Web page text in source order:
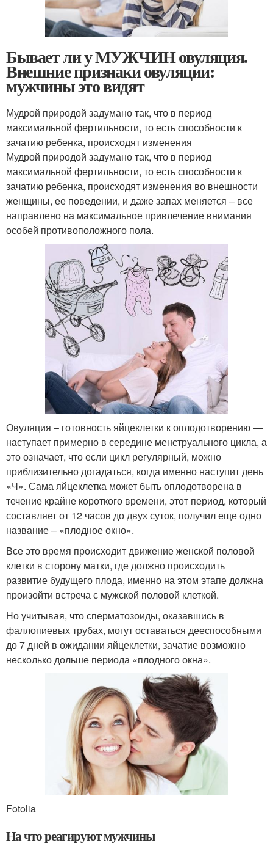
Бывает ли у МУЖЧИН овуляция.
Внешние признаки овуляции:
мужчины это видят
Мудрой природой задумано так, что в период
максимальной фертильности, то есть способности к
зачатию ребенка, происходят изменения
Мудрой природой задумано так, что в период
максимальной фертильности, то есть способности к
зачатию ребенка, происходят изменения во внешности
женщины, ее поведении, и даже запах меняется – все
направлено на максимальное привлечение внимания
особей противоположного пола.
Овуляция – готовность яйцеклетки к оплодотворению —
наступает примерно в середине менструального цикла, а
это означает, что если цикл регулярный, можно
приблизительно догадаться, когда именно наступит день
«Ч». Сама яйцеклетка может быть оплодотворена в
течение крайне короткого времени, этот период, который
составляет от 12 часов до двух суток, получил еще одно
название – «плодное окно».
Все это время происходит движение женской половой
клетки в сторону матки, где должно происходить
развитие будущего плода, именно на этом этапе должна
произойти встреча с мужской половой клеткой.
Но учитывая, что сперматозоиды, оказавшись в
фаллопиевых трубах, могут оставаться дееспособными
до 7 дней в ожидании яйцеклетки, зачатие возможно
несколько дольше периода «плодного окна».
Fotolia
На что реагируют мужчины